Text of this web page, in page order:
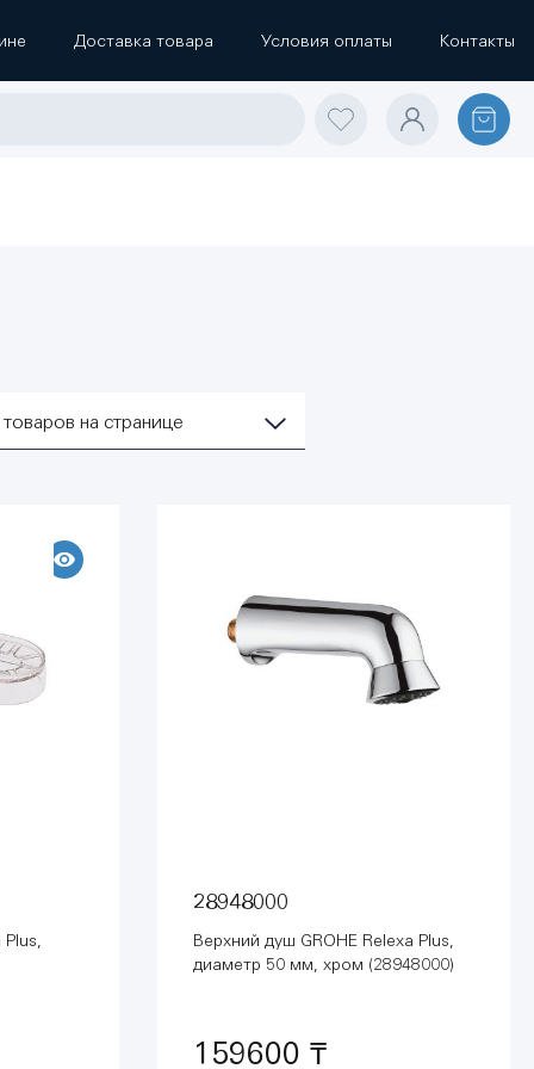
Доставка товара Условия оплаты Контакты
товаров на странице
28948000
Верхний душ GROHE Relexa Plus,
диаметр 50 мм, хром (28948000)
159600 ₸